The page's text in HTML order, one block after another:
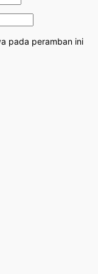
pada peramban ini